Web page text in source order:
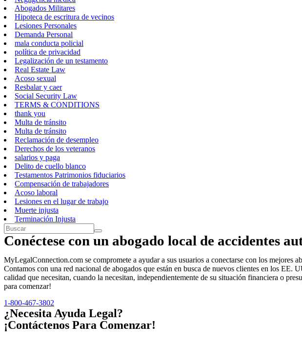
Abogados Militares
Hipoteca de escritura de vecinos
Lesiones Personales
Demanda Personal
mala conducta policial
política de privacidad
Legalización de un testamento
Real Estate Law
Acoso sexual
Resbalar y caer
Social Security Law
TERMS & CONDITIONS
thank you
Multa de tránsito
Multa de tránsito
Reclamación de desempleo
Derechos de los veteranos
salarios y paga
Delito de cuello blanco
Testamentos Patrimonios fiduciarios
Compensación de trabajadores
Acoso laboral
Lesiones en el lugar de trabajo
Muerte injusta
Terminación Injusta
Conéctese con un abogado local de accidentes
MyLegalConnection.com se compromete a ayudar a sus usuarios a conectarse con los mejores
Contamos con una red nacional de abogados que están en busca de nuevos clientes en los
calidad que necesitan, cuando la necesitan, independientemente de su situación financiera o
para comenzar!
1-800-467-3802
¿Necesita Ayuda Legal?
¡Contáctenos Para Comenzar!